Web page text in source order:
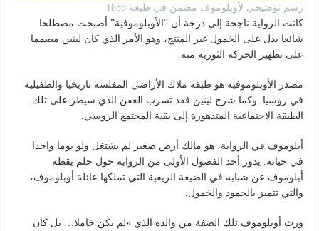
رسم توضيحي لأوبلوموف مضمن في طبعة 1885
كانت الرواية ناجحة إلى درجة أن “الأوبلوموفية” أصبحت مصطلحا
شائعا يدل على الخمول غير المنتج، وهو الأمر الذي كان لينين مصمما
على تطهير الحركة الثورية منه.
مصدر الأوبلوموفية هو طبقة ملاك الأراضي المفلسة تاريخيا والطفيلية
في روسيا. وكما شرح لينين فقد تسرب العفن الذي سيطر على تلك
الطبقة الاجتماعية المتدهورة إلى بقية المجتمع الروسي.
أبلوموف في الرواية، هو مالك أرض صغير لم يشتغل ولو يوما واحدا
في حياته. يدور أحد الفصول الأولى من الرواية حول حلم يقظة
أبلوموف عن شبابه في الضيعة الريفية التي تملكها عائلة أوبلوموف،
والتي تتميز بالجمود والخمول.
ورث أوبلوموف تلك الصفة من والده الذي «لم يكن خاملا… بل كان